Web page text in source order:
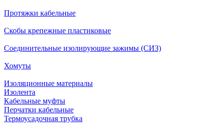
Протяжки кабельные
Скобы крепежные пластиковые
Соединительные изолирующие зажимы (СИЗ)
Хомуты
Изоляционные материалы
Изолента
Кабельные муфты
Перчатки кабельные
Термоусадочная трубка